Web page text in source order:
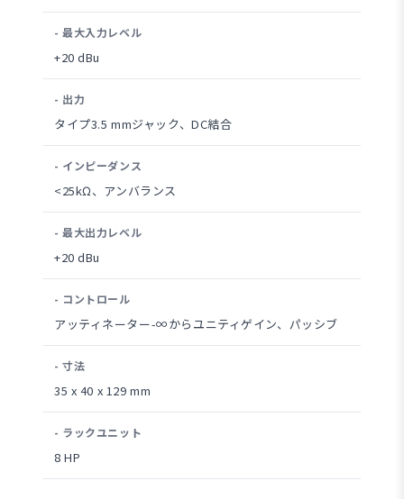
- 最大入力レベル
+20 dBu
- 出力
タイプ3.5 mmジャック、DC結合
- インピーダンス
<25kΩ、アンバランス
- 最大出力レベル
+20 dBu
- コントロール
アッティネーター-∞からユニティゲイン、パッシブ
- 寸法
35 x 40 x 129 mm
- ラックユニット
8 HP